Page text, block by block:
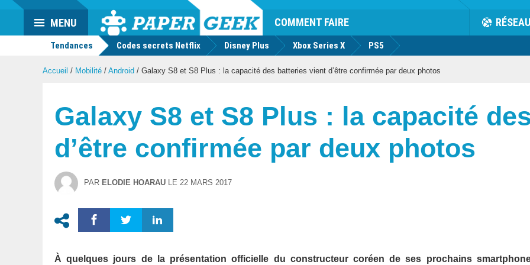
Actu
geek
COMMENT FAIRE RÉSEAU
MENU
Tendances Codes secrets Netflix Disney Plus Xbox Series X PS5
Accueil / Mobilité / Android / Galaxy S8 et S8 Plus : la capacité des batteries vient d’être confirmée par deux photos
Galaxy S8 et S8 Plus : la capacité
d’être confirmée par deux photos
PAR ELODIE HOARAU LE 22 MARS 2017
À quelques jours de la présentation officielle du constructeur coréen de ses prochains